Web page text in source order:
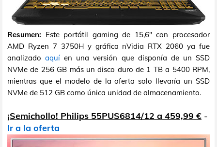
Resumen: Este portátil gaming de 15,6" con procesador
AMD Ryzen 7 3750H y gráfica nVidia RTX 2060 ya fue
analizadoaquí en una versión que disponía de un SSD
NVMe de 256 GB más un disco duro de 1 TB a 5400 RPM,
mientras que el modelo de la oferta solo llevaría un SSD
NVMe de 512 GB como única unidad de almacenamiento.
¡Semichollo! Philips 55PUS6814/12 a 459,99 € -
Ir a la oferta